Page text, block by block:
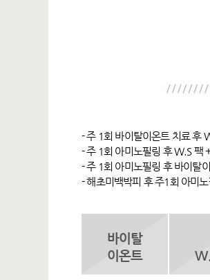
- 주 1회 바이탈이온트 치료 후
- 주 1회 아미노필링 후 W.S 팩
- 주 1회 아미노필링 후 바이탈
- 해초미백박피 후 주1회 아미
바이탈
이온트